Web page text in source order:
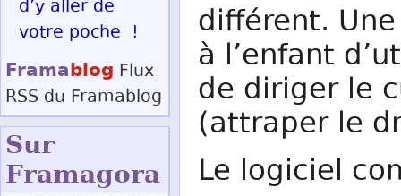
différent.
à l’enfant
de diriger le
(attraper le
Le logiciel
d’y aller de
votre poche !
Framablog Flux
RSS du Framablog
Sur
Framagora